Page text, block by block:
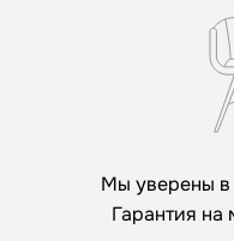
Мы уверены в
Гарантия на